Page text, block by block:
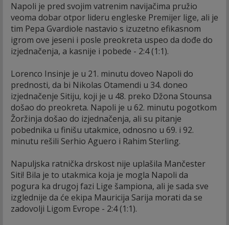
Napoli je pred svojim vatrenim navijačima pružio
veoma dobar otpor lideru engleske Premijer lige, ali je
tim Pepa Gvardiole nastavio s izuzetno efikasnom
igrom ove jeseni i posle preokreta uspeo da dođe do
izjednačenja, a kasnije i pobede - 2:4 (1:1).
Lorenco Insinje je u 21. minutu doveo Napoli do
prednosti, da bi Nikolas Otamendi u 34. doneo
izjednačenje Sitiju, koji je u 48. preko Džona Stounsa
došao do preokreta. Napoli je u 62. minutu pogotkom
Žoržinja došao do izjednačenja, ali su pitanje
pobednika u finišu utakmice, odnosno u 69. i 92.
minutu rešili Serhio Aguero i Rahim Sterling.
Napuljska ratnička drskost nije uplašila Mančester
Siti! Bila je to utakmica koja je mogla Napoli da
pogura ka drugoj fazi Lige šampiona, ali je sada sve
izglednije da će ekipa Mauricija Sarija morati da se
zadovolji Ligom Evrope - 2:4 (1:1).